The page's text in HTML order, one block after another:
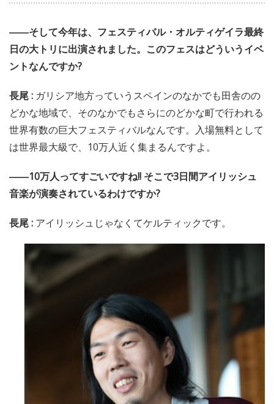
――そして今年は、フェスティバル・オルティゲイラ最終
日の大トリに出演されました。このフェスはどういうイベ
ントなんですか?
長尾 : ガリシア地方っていうスペインのなかでも田舎のの
どかな地域で、そのなかでもさらにのどかな町で行われる
世界有数の巨大フェスティバルなんです。入場無料として
は世界最大級で、10万人近く集まるんですよ。
――10万人ってすごいですね!! そこで3日間アイリッシュ
音楽が演奏されているわけですか?
長尾 : アイリッシュじゃなくてケルティックです。